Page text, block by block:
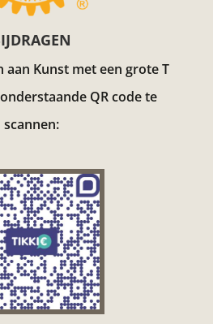
aan Kunst met een grote T
QR code te
scannen: